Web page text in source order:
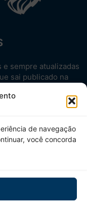
de navegação
você concorda
sempre atualizadas
sai publicado na